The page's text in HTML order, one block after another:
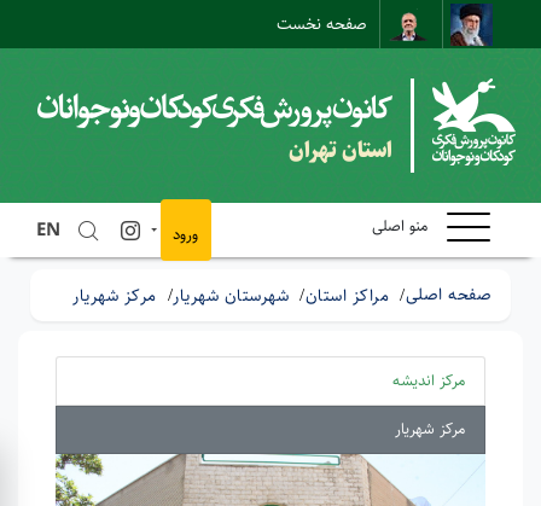
صفحه نخست
نقشه سایت
ارتباط مستقیم
استان تهران
منو اصلی EN ورود
صفحه اصلی مراکز استان شهرستان شهریار مرکز شهریار
مرکز اندیشه
مرکز شهریار